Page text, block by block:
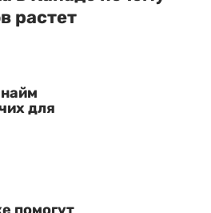
растет
для